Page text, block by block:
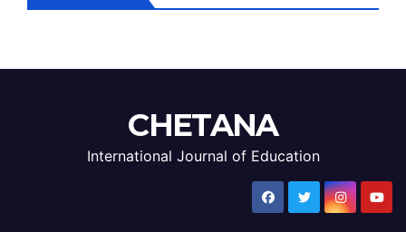
CHETANA
International Journal of Education